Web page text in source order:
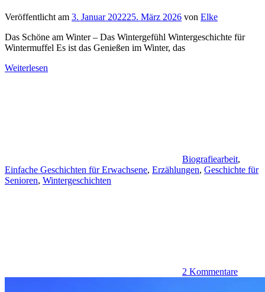
Veröffentlicht am 3. Januar 202225. März 2026 von Elke
Das Schöne am Winter – Das Wintergefühl Wintergeschichte für
Wintermuffel Es ist das Genießen im Winter, das
Weiterlesen
Biografiearbeit,
Einfache Geschichten für Erwachsene, Erzählungen, Geschichte für
Senioren, Wintergeschichten
2 Kommentare